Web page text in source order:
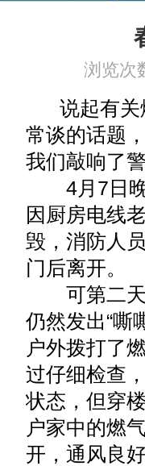
浏览次
说起有关
常谈的话题
我们敲响了
4月7日晚
因厨房电线
毁，消防人
门后离开。
可第二天
仍然发出“嘶
户外拨打了
过仔细检查
状态，但穿
户家中的燃
开，通风良